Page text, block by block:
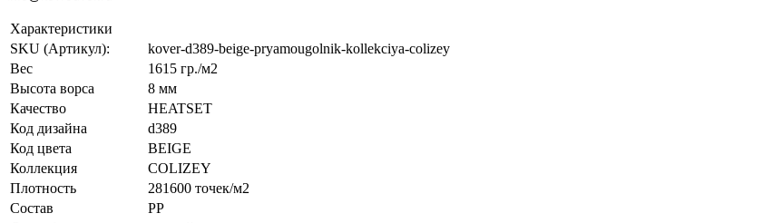
Характеристики
SKU (Артикул):
kover-d389-beige-pryamougolnik-kollekciya-colizey
Вес
1615 гр./м2
Высота ворса
8 мм
Качество
HEATSET
Код дизайна
d389
Код цвета
BEIGE
Коллекция
COLIZEY
Плотность
281600 точек/м2
Состав
PP